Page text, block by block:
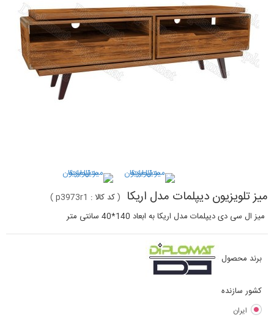
میز تلویزیون دیپلمات مدل اریکا (کد کالا : p3973r1
)
میز ال سی دی دیپلمات مدل اریکا به ابعاد 140*40 سانتی متر
برند محصول
کشور سازنده
ایران